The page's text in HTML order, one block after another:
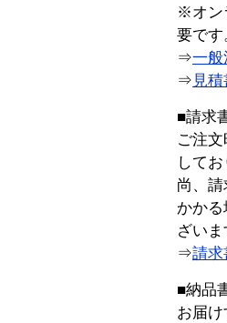
※オン
要です
⇒一般
⇒ 見
■請求
ご注
してお
尚、
かか
ざいま
⇒請求
■納品
お届